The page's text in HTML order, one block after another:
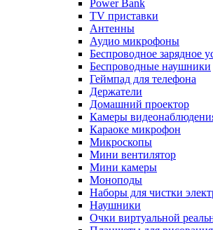
Power Bank
TV приставки
Антенны
Аудио микрофоны
Беспроводное зарядное
Беспроводные наушники
Геймпад для телефона
Держатели
Домашний проектор
Камеры
Караоке микрофон
Микроскопы
Мини вентилятор
Мини камеры
Моноподы
Наборы для чистки
Наушники
Очки виртуальной